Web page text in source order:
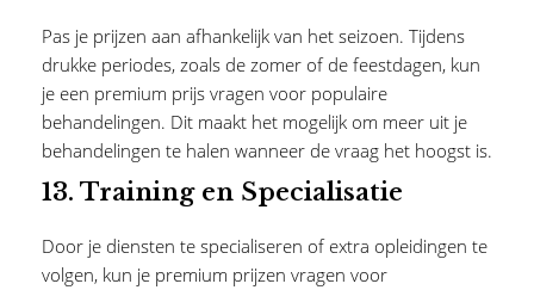
Pas je prijzen aan afhankelijk van het seizoen. Tijdens
drukke periodes, zoals de zomer of de feestdagen, kun
je een premium prijs vragen voor populaire
behandelingen. Dit maakt het mogelijk om meer uit je
behandelingen te halen wanneer de vraag het hoogst is.
13. Training en Specialisatie
Door je diensten te specialiseren of extra opleidingen te
volgen, kun je premium prijzen vragen voor